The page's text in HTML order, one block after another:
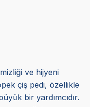
ve hijyeni
çiş pedi, özellikle
bir yardımcıdır.